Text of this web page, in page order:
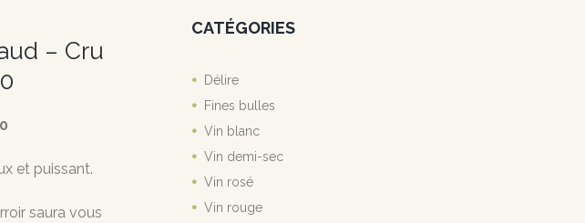
– Cru
et puissant.
saura vous
CATÉGORIES
Délire
Fines bulles
Vin blanc
Vin demi-sec
Vin rosé
Vin rouge